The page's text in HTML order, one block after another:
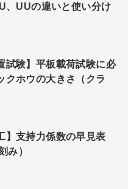
、UUの違いと使い分け
試験】平板載荷試験に必
クホウの大きさ（クラ
】支持力係数の早見表
み）